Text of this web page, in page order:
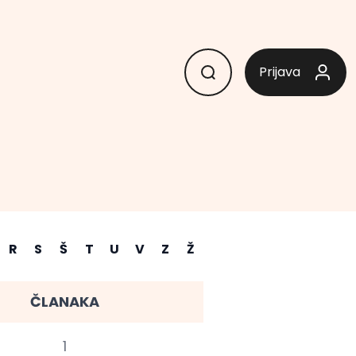
Prijava
R S Š T U V Z Ž
ČLANAKA
1